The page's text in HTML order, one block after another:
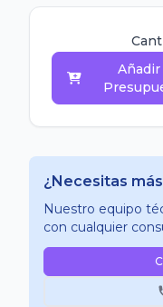
Añadir
¿Necesitas
Nuestro equipo
con cualquier